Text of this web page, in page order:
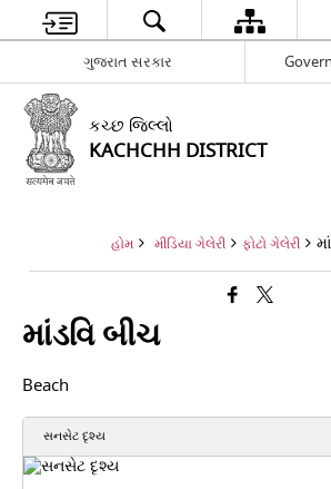
ગુજરાત સરકાર
કચ્છ જિલ્લો
KACHCHH DISTRICT
હોમ મીડિયા ગેલેરી ફોટો ગેલેરી
માંડવિ બીચ
Beach
સનસેટ દૃશ્ય